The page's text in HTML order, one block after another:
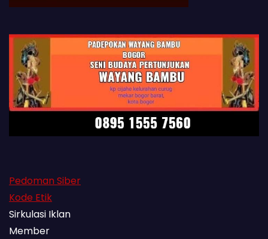
Pedoman Siber
Kode Etik
Sirkulasi Iklan
Member